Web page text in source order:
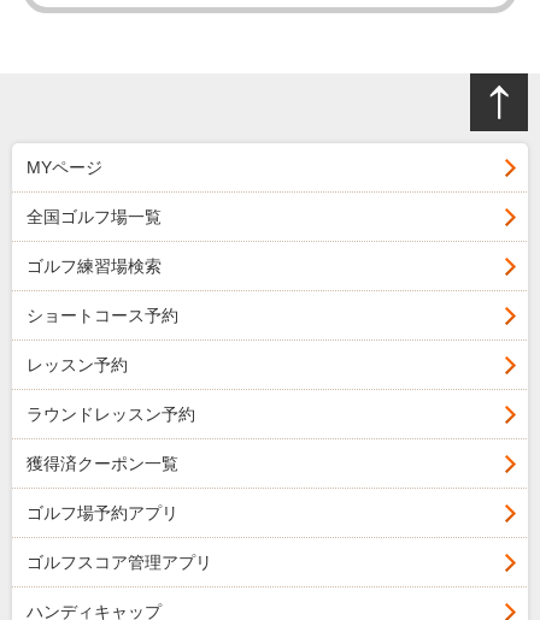
MYページ
全国ゴルフ場一覧
ゴルフ練習場検索
ショートコース予約
レッスン予約
ラウンドレッスン予約
獲得済クーポン一覧
ゴルフ場予約アプリ
ゴルフスコア管理アプリ
ハンディキャップ